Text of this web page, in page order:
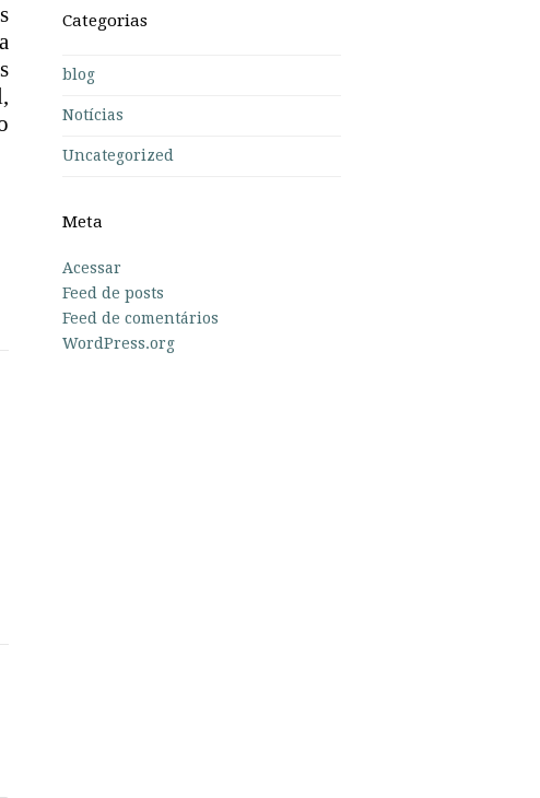
Categorias
blog
Notícias
Uncategorized
Meta
Acessar
Feed de posts
Feed de comentários
WordPress.org